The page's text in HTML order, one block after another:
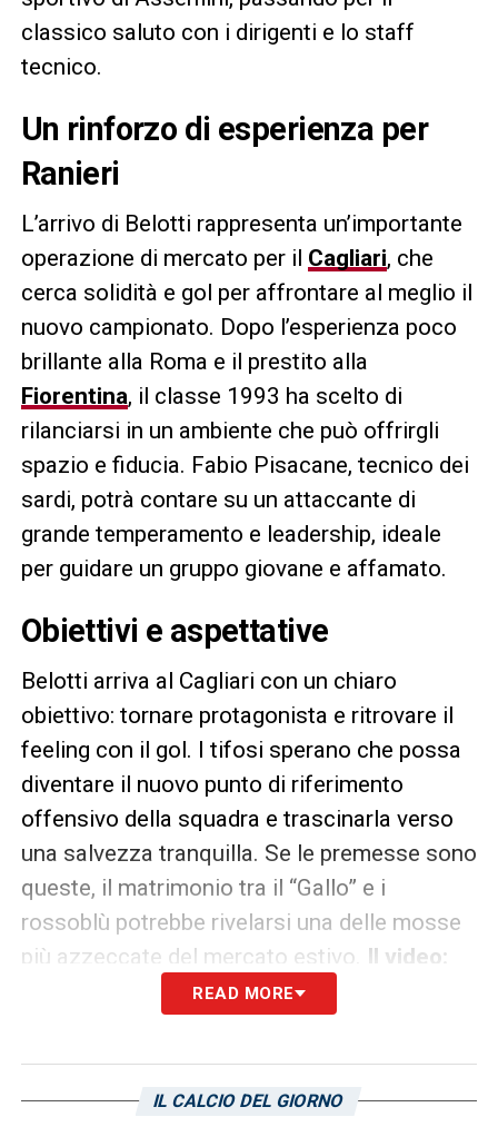
classico saluto con i dirigenti e lo staff
tecnico.
Un rinforzo di esperienza per
Ranieri
L’arrivo di Belotti rappresenta un’importante
operazione di mercato per il Cagliari, che
cerca solidità e gol per affrontare al meglio il
nuovo campionato. Dopo l’esperienza poco
brillante alla Roma e il prestito alla
Fiorentina, il classe 1993 ha scelto di
rilanciarsi in un ambiente che può offrirgli
spazio e fiducia. Fabio Pisacane, tecnico dei
sardi, potrà contare su un attaccante di
grande temperamento e leadership, ideale
per guidare un gruppo giovane e affamato.
Obiettivi e aspettative
Belotti arriva al Cagliari con un chiaro
obiettivo: tornare protagonista e ritrovare il
feeling con il gol. I tifosi sperano che possa
diventare il nuovo punto di riferimento
offensivo della squadra e trascinarla verso
una salvezza tranquilla. Se le premesse sono
queste, il matrimonio tra il “Gallo” e i
rossoblù potrebbe rivelarsi una delle mosse
più azzeccate del mercato estivo. Il video:
READ MORE
IL CALCIO DEL GIORNO